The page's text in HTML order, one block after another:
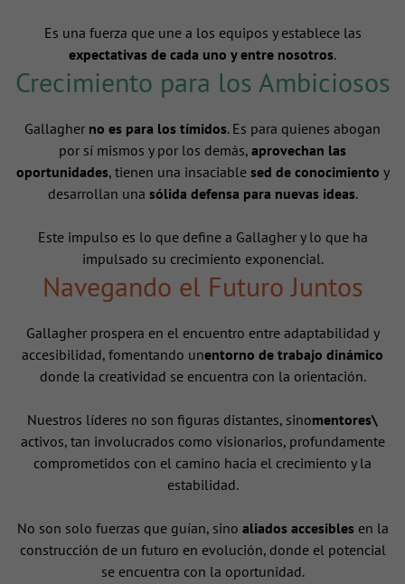
Es una fuerza que une a los equipos y establece las
expectativas de cada uno y entre nosotros.
Crecimiento para los Ambiciosos
Gallagher no es para los tímidos. Es para quienes abogan
por sí mismos y por los demás, aprovechan las
oportunidades, tienen una insaciable sed de conocimiento y
desarrollan una sólida defensa para nuevas ideas.
Este impulso es lo que define a Gallagher y lo que ha
impulsado su crecimiento exponencial.
Navegando el Futuro Juntos
Gallagher prospera en el encuentro entre adaptabilidad y
accesibilidad, fomentando unentorno de trabajo dinámico
donde la creatividad se encuentra con la orientación.
Nuestros líderes no son figuras distantes, sinomentores\
activos, tan involucrados como visionarios, profundamente
comprometidos con el camino hacia el crecimiento y la
estabilidad.
No son solo fuerzas que guían, sino aliados accesiblesen la
construcción de un futuro en evolución, donde el potencial
se encuentra con la oportunidad.